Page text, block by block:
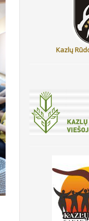
Kazlų